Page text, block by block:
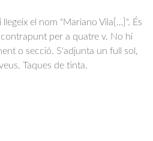
el nom "Mariano Vila[…]". És
per a quatre v. No hi
o secció. S'adjunta un full sol,
Taques de tinta.